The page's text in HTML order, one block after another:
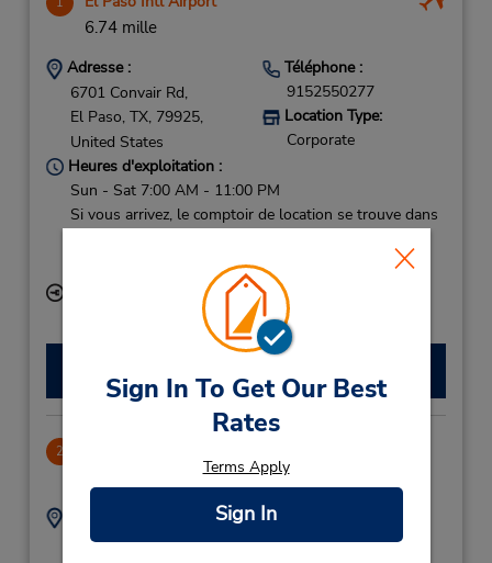
Sign In To Get Our Best
Rates
Terms Apply
Sign In
6.74 mille
Adresse :
6701 Convair Rd,
El Paso, TX, 79925,
United States
Téléphone :
9152550277
Location Type:
Corporate
Heures d'exploitation :
Sun - Sat 7:00 AM - 11:00 PM
Si vous arrivez, le comptoir de location se trouve dans
Succursale avec boîte de dépôt des clés
2
Adresse :
1320 N Zargoza Rd,
9158585846